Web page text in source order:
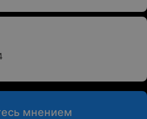
мнением